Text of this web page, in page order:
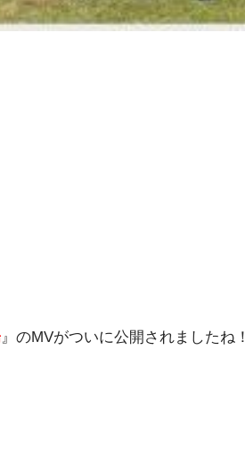
』のMVがついに公開されましたね！